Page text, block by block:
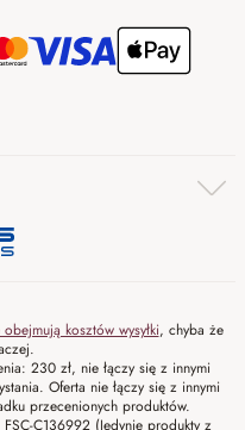
kosztów wysyłki, chyba że
230 zł, nie łączy się z innymi
Oferta nie łączy się z innymi
przecenionych produktów.
C136992 (Jedynie produkty z